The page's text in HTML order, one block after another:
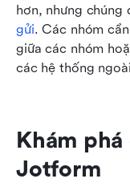
hơn, nhưng
gửi. Các nhóm
giữa các nhóm
các hệ thống
Khám
Jotform